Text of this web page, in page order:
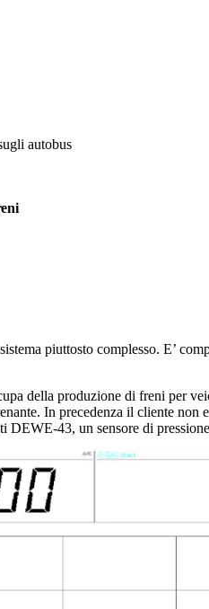
autobus
piuttosto complesso. E’
della produzione di freni per
In precedenza il cliente
DEWE-43, un sensore di